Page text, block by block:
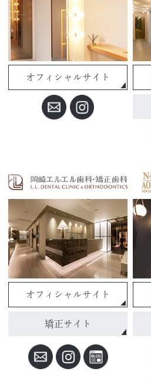
オフィシャルサイト
オフィシャルサイト
矯正サイト